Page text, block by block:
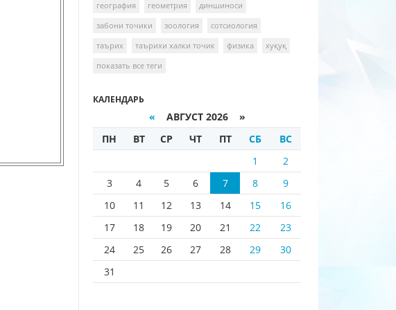
география геометрия
диншиноси
забони точики
зоология
сотсиология
таърих
таърихи халки точик физика
хуқуқ
показать все теги
КАЛЕНДАРЬ
« АВГУСТ 2026 »
ПН
ВТ СР ЧТ ПТ СБ
ВС
1
2
3
4 5 6 7 8
9
10
11 12 13 14 15
16
17
18 19 20 21 22
23
24
25 26 27 28 29
30
31